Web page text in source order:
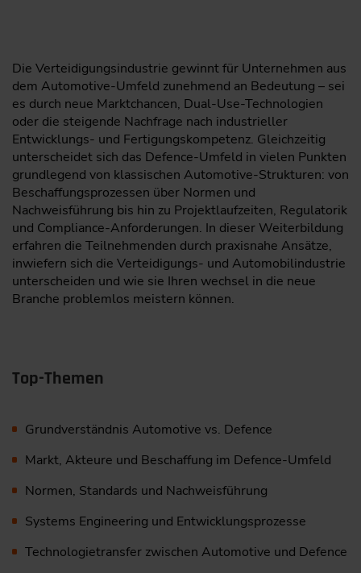
Die Verteidigungsindustrie gewinnt für Unternehmen aus
dem Automotive-Umfeld zunehmend an Bedeutung – sei
es durch neue Marktchancen, Dual-Use-Technologien
oder die steigende Nachfrage nach industrieller
Entwicklungs- und Fertigungskompetenz. Gleichzeitig
unterscheidet sich das Defence-Umfeld in vielen Punkten
grundlegend von klassischen Automotive-Strukturen: von
Beschaffungsprozessen über Normen und
Nachweisführung bis hin zu Projektlaufzeiten, Regulatorik
und Compliance-Anforderungen. In dieser Weiterbildung
erfahren die Teilnehmenden durch praxisnahe Ansätze,
inwiefern sich die Verteidigungs- und Automobilindustrie
unterscheiden und wie sie Ihren wechsel in die neue
Branche problemlos meistern können.
Top-Themen
Grundverständnis Automotive vs. Defence
Markt, Akteure und Beschaffung im Defence-Umfeld
Normen, Standards und Nachweisführung
Systems Engineering und Entwicklungsprozesse
Technologietransfer zwischen Automotive und Defence